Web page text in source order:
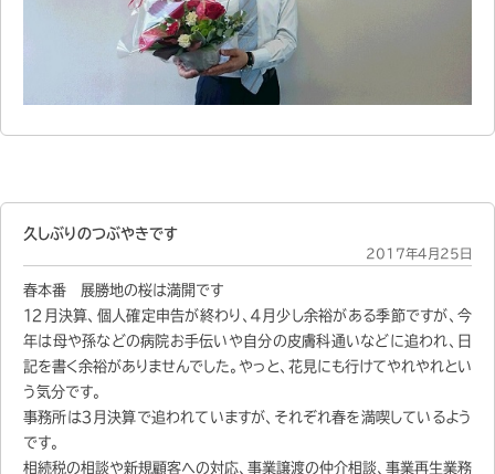
久しぶりのつぶやきです
2017年4月25日
春本番 展勝地の桜は満開です
１２月決算、個人確定申告が終わり、４月少し余裕がある季節ですが、今
年は母や孫などの病院お手伝いや自分の皮膚科通いなどに追われ、日
記を書く余裕がありませんでした。やっと、花見にも行けてやれやれとい
う気分です。
事務所は３月決算で追われていますが、それぞれ春を満喫しているよう
です。
相続税の相談や新規顧客への対応、事業譲渡の仲介相談、事業再生業務